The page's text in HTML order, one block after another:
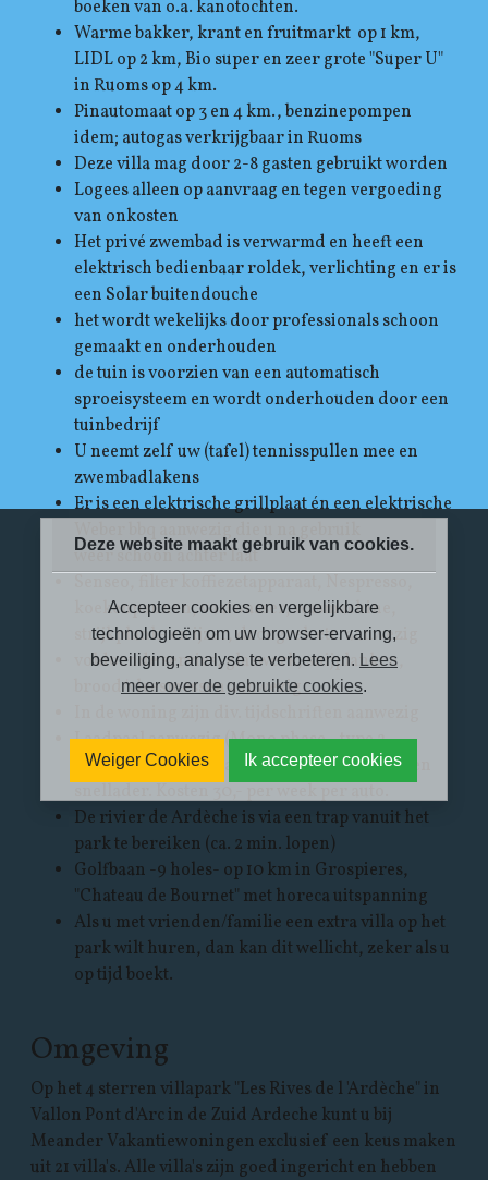
boeken van o.a. kanotochten.
Warme bakker, krant en fruitmarkt op 1 km,
LIDL op 2 km, Bio super en zeer grote "Super U"
in Ruoms op 4 km.
Pinautomaat op 3 en 4 km., benzinepompen
idem; autogas verkrijgbaar in Ruoms
Deze villa mag door 2-8 gasten gebruikt worden
Logees alleen op aanvraag en tegen vergoeding
van onkosten
Het privé zwembad is verwarmd en heeft een
elektrisch bedienbaar roldek, verlichting en er is
een Solar buitendouche
het wordt wekelijks door professionals schoon
gemaakt en onderhouden
de tuin is voorzien van een automatisch
sproeisysteem en wordt onderhouden door een
tuinbedrijf
U neemt zelf uw (tafel) tennisspullen mee en
zwembadlakens
Er is een elektrische grillplaat én een elektrische
weer schoon achter laat
koekenpannen, vaatwasser, wasmachine,
strijkplank- en ijzer, droogrek etc. aanwezig
voldoende servies, glaswerk, snijplanken,
brood/vleesmessen aanwezig
Laadpaal aanwezig (Mono phase - type 2
aansluiting; max. laadsnelheid 7.2 kwh.). Geen
De rivier de Ardèche is via een trap vanuit het
park te bereiken (ca. 2 min. lopen)
Golfbaan -9 holes- op 10 km in Grospieres,
"Chateau de Bournet" met horeca uitspanning
Als u met vrienden/familie een extra villa op het
park wilt huren, dan kan dit wellicht, zeker als u
op tijd boekt.
Omgeving
Op het 4 sterren villapark "Les Rives de l 'Ardèche" in
Vallon Pont d'Arc in de Zuid Ardeche kunt u bij
Meander Vakantiewoningen exclusief een keus maken
uit 21 villa's. Alle villa's zijn goed ingericht en hebben
Deze website maakt gebruik van cookies.
Accepteer cookies en vergelijkbare
technologieën om uw browser-ervaring,
beveiliging, analyse te verbeteren. Lees
meer over de gebruikte cookies.
Weiger Cookies Ik accepteer cookies